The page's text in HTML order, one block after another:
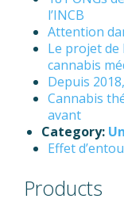
l’INCB
Attention
Le projet
cannabis
Depuis
Cannabis
avant
Category:
Effet
Products